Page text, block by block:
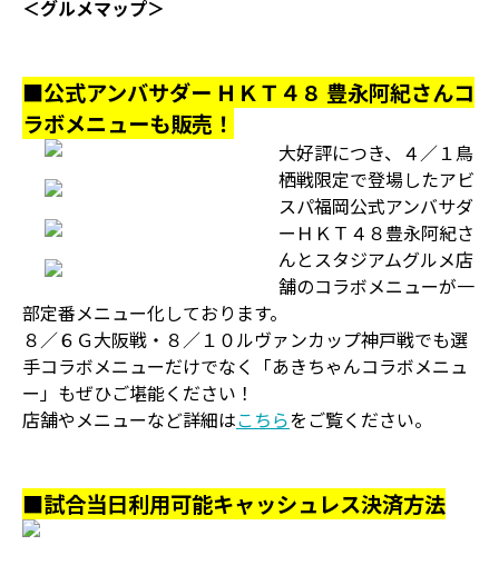
＜グルメマップ＞
■公式アンバサダー ＨＫＴ４８ 豊永阿紀さんコ
ラボメニューも販売！
大好評につき、４／１鳥
栖戦限定で登場したアビ
スパ福岡公式アンバサダ
ーＨＫＴ４８豊永阿紀さ
んとスタジアムグルメ店
舗のコラボメニューが一
部定番メニュー化しております。
８／６Ｇ大阪戦・８／１０ルヴァンカップ神戸戦でも選
手コラボメニューだけでなく「あきちゃんコラボメニュ
ー」もぜひご堪能ください！
店舗やメニューなど詳細はこちらをご覧ください。
■試合当日利用可能キャッシュレス決済方法